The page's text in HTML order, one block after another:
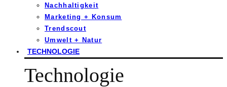
Nachhaltigkeit
Marketing + Konsum
Trendscout
Umwelt + Natur
TECHNOLOGIE
Technologie